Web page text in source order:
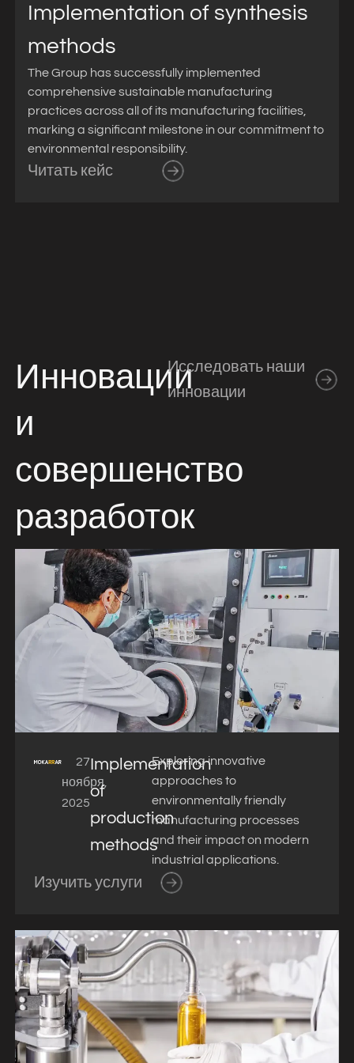
Implementation of synthesis
methods
The Group has successfully implemented
comprehensive sustainable manufacturing
practices across all of its manufacturing facilities,
marking a significant milestone in our commitment to
environmental responsibility.
Читать кейс
Инновации
и
совершенство
разработок
Исследовать наши
инновации
27
ноября,
2025
Implementation
of
production
methods
Exploring innovative
approaches to
environmentally friendly
manufacturing processes
and their impact on modern
industrial applications.
Изучить услуги